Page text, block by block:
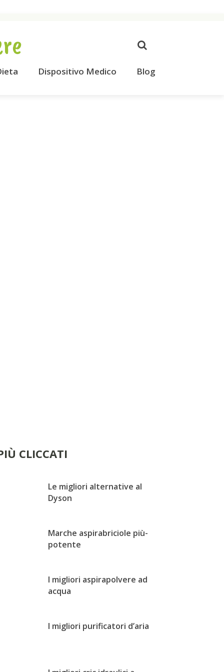
Dispositivo Medico Blog
CLICCATI
Le migliori alternative al
Dyson
Marche aspirabriciole più-
potente
I migliori aspirapolvere ad
acqua
I migliori purificatori d’aria